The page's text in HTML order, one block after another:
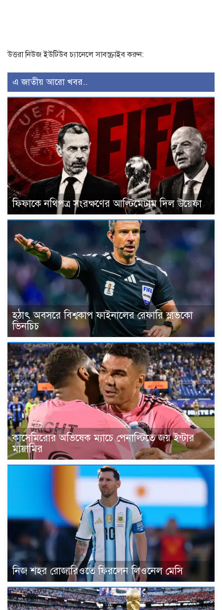
উত্তরা নিউজ ইউটিউব চ্যানেলে সাবস্ক্রাইব করুন:
এ জাতীয় আরো খবর..
ফিফাকে নথিপত্র সংরক্ষণের আল্টিমেটাম দিল উয়েফা
হঠাৎ অবসরে বিশ্বকাপ ফাইনালের রেফারি স্লাভকো
ভিনচিচ
কাসেমিরোর অভিষেক ম্যাচে পেনাল্টিতে জয় ইন্টার
মায়ামির
নিজ শহর রোজারিওতে ফিরলেন লিওনেল মেসি